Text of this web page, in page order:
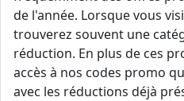
de l'année. Lorsque vous
trouverez souvent une
réduction. En plus de ces
accès à nos codes promo
avec les réductions déjà